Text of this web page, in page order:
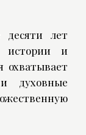
десяти лет
истории и
охватывает
духовные